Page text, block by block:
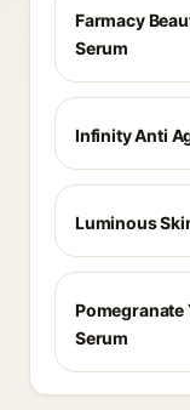
Farmacy
Serum
Infinity Anti
Luminous
Pomegranate
Serum